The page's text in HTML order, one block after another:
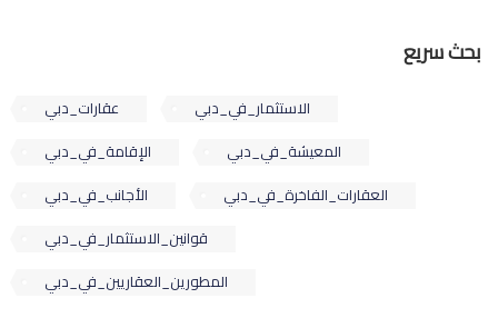
بحث سريع
عقارات_دبي
الاستثمار_في_دبي
الإقامة_في_دبي
المعيشة_في_دبي
الأجانب_في_دبي
العقارات_الفاخرة_في_دبي
قوانين_الاستثمار_في_دبي
المطورين_العقاريين_في_دبي